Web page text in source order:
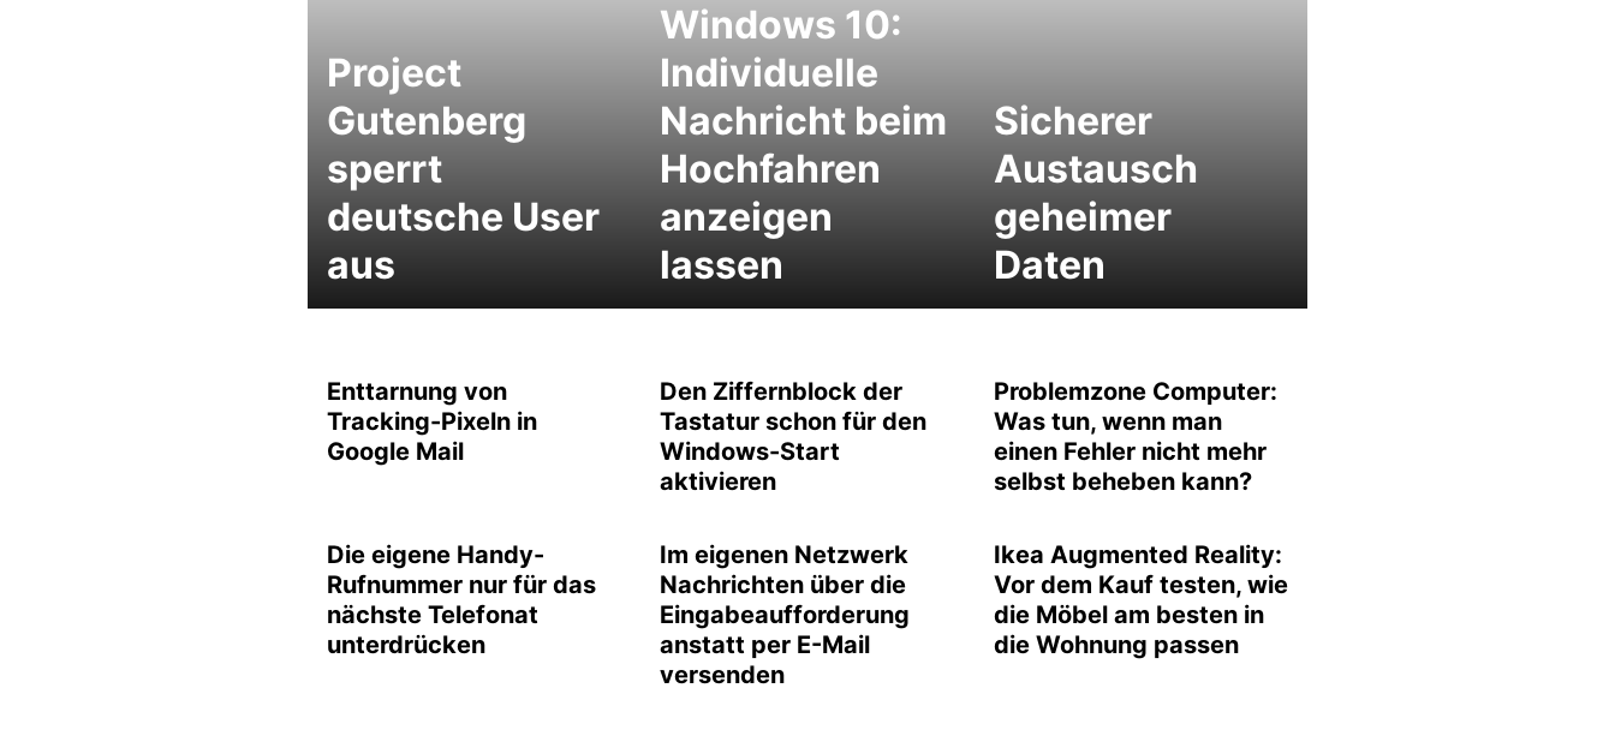
Project
Gutenberg
sperrt
deutsche User
aus
Windows 10:
Individuelle
Nachricht beim
Hochfahren
anzeigen
lassen
Sicherer
Austausch
geheimer
Daten
Enttarnung von
Tracking-Pixeln in
Google Mail
Den Ziffernblock der
Tastatur schon für den
Windows-Start
aktivieren
Problemzone Computer:
Was tun, wenn man
einen Fehler nicht mehr
selbst beheben kann?
Die eigene Handy-
Rufnummer nur für das
nächste Telefonat
unterdrücken
Im eigenen Netzwerk
Nachrichten über die
Eingabeaufforderung
anstatt per E-Mail
versenden
Ikea Augmented Reality:
Vor dem Kauf testen, wie
die Möbel am besten in
die Wohnung passen